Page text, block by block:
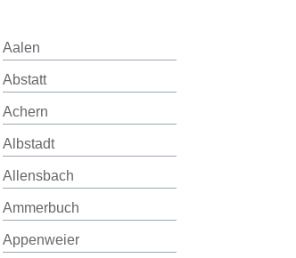
Aalen
Abstatt
Achern
Albstadt
Allensbach
Ammerbuch
Appenweier